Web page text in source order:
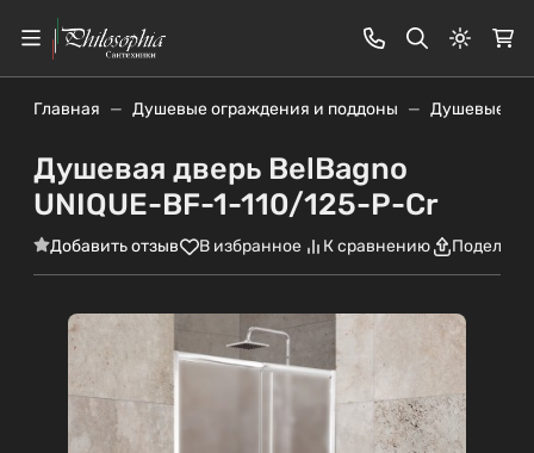
Главная Душевые ограждения и поддоны Душевые
Душевая дверь BelBagno
UNIQUE-BF-1-110/125-P-Cr
Добавить отзыв В избранное К сравнению